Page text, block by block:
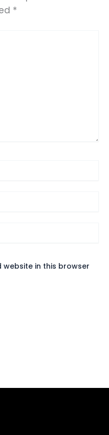
*
website in this browser